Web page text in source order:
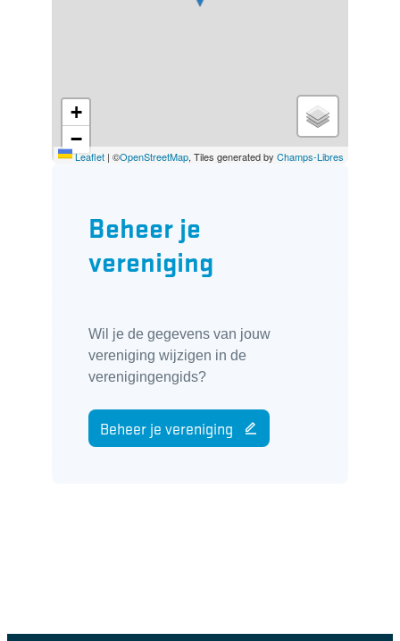
+
−
Leaflet | ©OpenStreetMap, Tiles generated by Champs-Libres
Beheer je
vereniging
Wil je de gegevens van jouw
vereniging wijzigen in de
verenigingengids?
Beheer je vereniging